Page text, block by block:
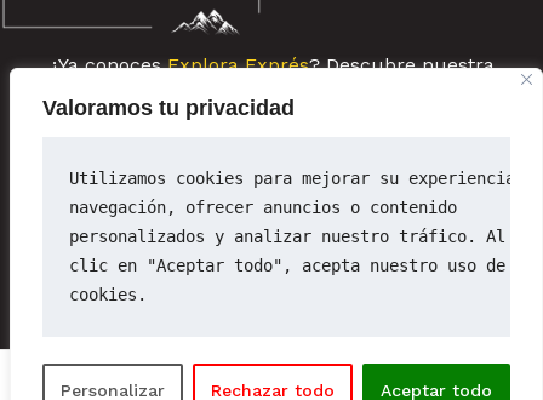
Valoramos tu privacidad
Utilizamos cookies para mejorar su experiencia
navegación, ofrecer anuncios o contenido
personalizados y analizar nuestro tráfico. Al
clic en "Aceptar todo", acepta nuestro uso de
cookies.
Personalizar Rechazar todo Aceptar todo
¿Ya conocesExplora Exprés? Descubre nuestra
comunidad de escapadas rurales de última hora
Newsletter
Política de privacidad
Política de cookies
Aviso legal
Copyright © 2026 | ExploraRural